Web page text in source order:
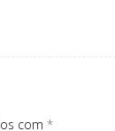
com *